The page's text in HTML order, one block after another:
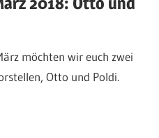
möchten wir euch zwei
Otto und Poldi.